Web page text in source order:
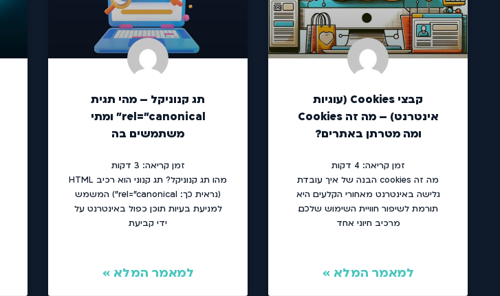
קבצי Cookies (עוגיות
אינטרנט) – מה זה Cookies
ומה מטרתן באתרים?
זמן קריאה: 4 דקות
מה זה cookies הבנה של איך עובדת
גלישה באינטרנט מאחורי הקלעים היא
תורמת לשיפור חוויית השימוש שלכם.
מרכיב חיוני אחד
למאמר המלא »
תג קנוניקל – מהי תגית
rel="canonical" ומתי
משתמשים בה
זמן קריאה: 3 דקות
מהו תג קנוניקל? תג קנוני הוא רכיב HTML
(נראית כך: rel="canonical") המשמש
למניעת בעיות תוכן כפול באינטרנט על
ידי קביעת
למאמר המלא »